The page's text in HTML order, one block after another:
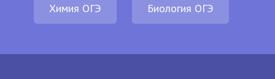
Химия ОГЭ Биология ОГЭ